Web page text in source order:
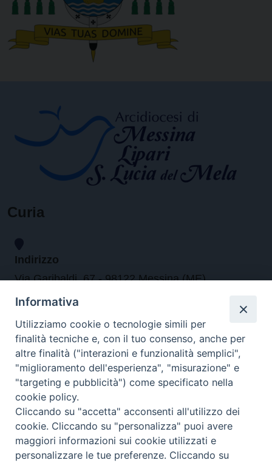
Curia
Indirizzo
Via Garibaldi, 67 - 98122 Messina (ME)
Orari
da lunedi al venerdi dalle ore 9.30 alle 12.30
Contatti
Tel. 090.6684111 - Fax. 090.6684206
arcivescovo.messina@tin.it
Canali social
Informativa
Utilizziamo cookie o tecnologie simili per
finalità tecniche e, con il tuo consenso, anche per
altre finalità ("interazioni e funzionalità semplici",
"miglioramento dell'esperienza", "misurazione" e
"targeting e pubblicità") come specificato nella
cookie policy.
Cliccando su "accetta" acconsenti all'utilizzo dei
cookie. Cliccando su "personalizza" puoi avere
maggiori informazioni sui cookie utilizzati e
personalizzare le tue preferenze. Cliccando su